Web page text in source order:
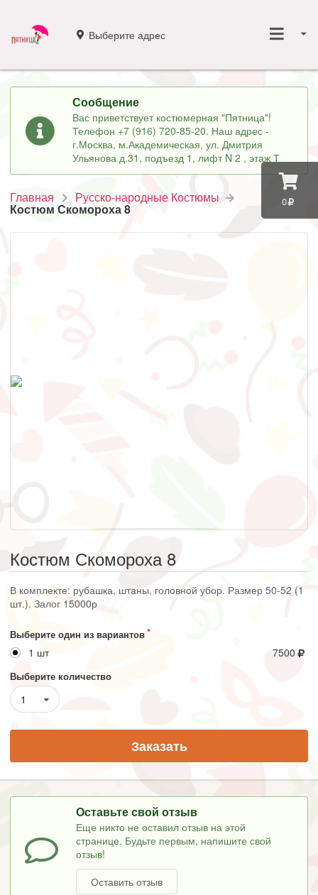
0
Выберите адрес
Сообщение
Вас приветствует костюмерная "Пятница"!
Телефон +7 (916) 720-85-20. Наш адрес -
г.Москва, м.Академическая, ул. Дмитрия
Ульянова д.31, подъезд 1, лифт N 2 , этаж Т
Главная Русско-народные Костюмы
Костюм Скомороха 8
Костюм Скомороха 8
В комплекте: рубашка, штаны, головной убор. Размер 50-52 (1
шт.). Залог 15000р
Выберите один из вариантов
1 шт 7500
Выберите количество
1
Заказать
Оставьте свой отзыв
Еще никто не оставил отзыв на этой
странице. Будьте первым, напишите свой
отзыв!
Оставить отзыв